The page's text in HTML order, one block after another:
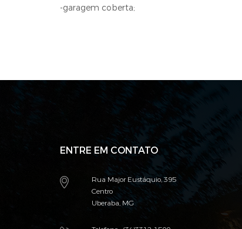
-garagem coberta;
ENTRE EM CONTATO
Rua Major Eustáquio, 395
Centro
Uberaba, MG